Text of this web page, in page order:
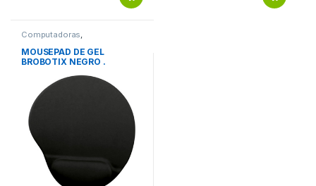
Computadoras
Computadoras de Escritorio
MOUSEPAD DE GEL
BROBOTIX NEGRO .